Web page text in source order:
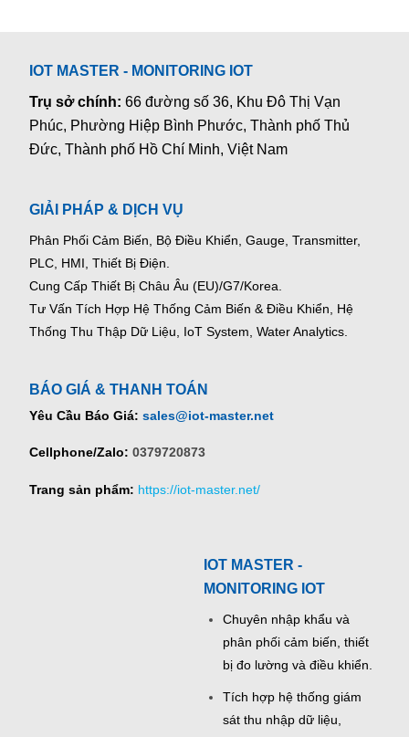
IOT MASTER - MONITORING IOT
Trụ sở chính:66 đường số 36, Khu Đô Thị Vạn
Phúc, Phường Hiệp Bình Phước, Thành phố Thủ
Đức, Thành phố Hồ Chí Minh, Việt Nam
GIẢI PHÁP & DỊCH VỤ
Phân Phối Cảm Biến, Bộ Điều Khiển, Gauge, Transmitter,
PLC, HMI, Thiết Bị Điện.
Cung Cấp Thiết Bị Châu Âu (EU)/G7/Korea.
Tư Vấn Tích Hợp Hệ Thống Cảm Biến & Điều Khiển, Hệ
Thống Thu Thập Dữ Liệu, IoT System, Water Analytics.
BÁO GIÁ & THANH TOÁN
Yêu Cầu Báo Giá: sales@iot-master.net
Cellphone/Zalo: 0379720873
Trang sản phẩm: https://iot-master.net/
IOT MASTER -
MONITORING IOT
Chuyên nhập khẩu và
phân phối cảm biến, thiết
bị đo lường và điều khiển.
Tích hợp hệ thống giám
sát thu nhập dữ liệu,